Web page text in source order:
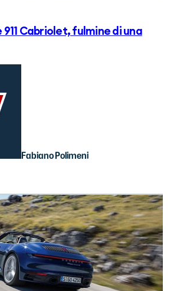
911 Cabriolet, fulmine di una
Fabiano Polimeni